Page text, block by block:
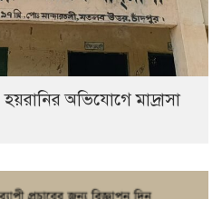
অভিযোগে মাদ্রাসা